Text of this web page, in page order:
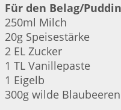
Für den Belag/
250ml Milch
20g Speisestärke
2 EL Zucker
1 TL Vanillepaste
1 Eigelb
300g wilde